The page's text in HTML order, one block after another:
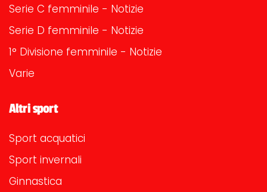
Serie C femminile - Notizie
Serie D femminile - Notizie
1° Divisione femminile - Notizie
Varie
Altri sport
Sport acquatici
Sport invernali
Ginnastica